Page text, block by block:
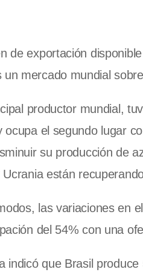
de exportación
un mercado mundial
productor mundial,
ocupa el segundo lugar
su producción de
Ucrania están
las variaciones en
del 54% con una
indicó que Brasil